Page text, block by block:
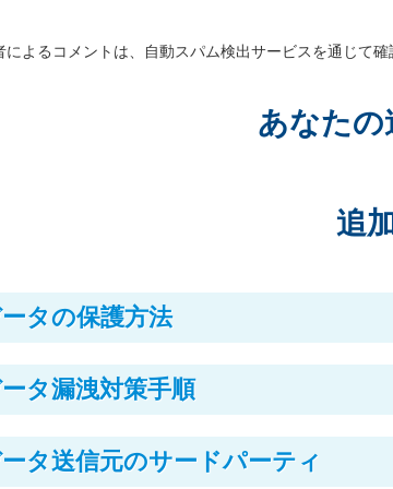
によるコメントは、自動スパム検出サービスを通じて確
あなたの
追
タの保護方法
タ漏洩対策手順
タ送信元のサードパーティ